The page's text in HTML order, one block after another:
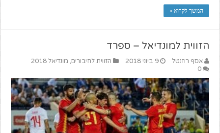
המשך לקרוא »
הזווית למונדיאל – ספרד
אסף רוזנטל 9 ביוני 2018 הזווית לחיבורים, מונדיאל 2018
0